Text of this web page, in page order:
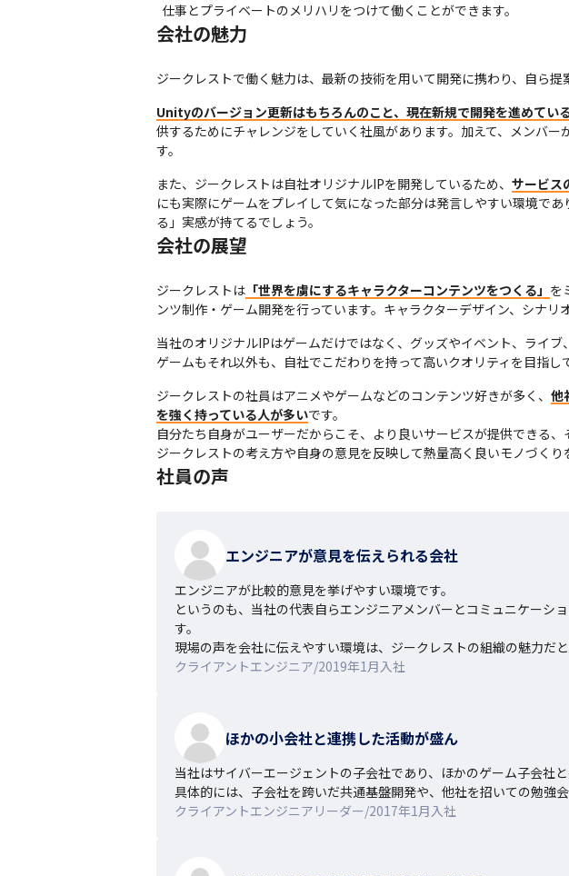
仕事とプライベートのメリハリをつけて働くことができます。
会社の魅力
ジークレストで働く魅力は、最新の技術を用いて開発に携わり、自ら提
Unityのバージョン更新はもちろんのこと、現在新規で開発を進めてい
供するためにチャレンジをしていく社風があります。加えて、メンバ
す。
また、ジークレストは自社オリジナルIPを開発しているため、 サービス
にも実際にゲームをプレイして気になった部分は発言しやすい環境で
る」実感が持てるでしょう。
会社の展望
ジークレストは 「世界を虜にするキャラクターコンテンツをつくる」 を
ンツ制作・ゲーム開発を行っています。キャラクターデザイン、シナ
当社のオリジナルIPはゲームだけではなく、グッズやイベント、ライ
ゲームもそれ以外も、自社でこだわりを持って高いクオリティを目指し
ジークレストの社員はアニメやゲームなどのコンテンツ好きが多く、 他
を強く持っている人が多いです。
自分たち自身がユーザーだからこそ、より良いサービスが提供できる、
ジークレストの考え方や自身の意見を反映して熱量高く良いモノづくり
社員の声
エンジニアが意見を伝えられる会社
エンジニアが比較的意見を挙げやすい環境です。
というのも、当社の代表自らエンジニアメンバーとコミュニケーシ
す。
現場の声を会社に伝えやすい環境は、ジークレストの組織の魅力だと
クライアントエンジニア/2019年1月入社
ほかの小会社と連携した活動が盛ん
当社はサイバーエージェントの子会社であり、ほかのゲーム子会社
具体的には、子会社を跨いだ共通基盤開発や、他社を招いての勉強
クライアントエンジニアリーダー/2017年1月入社